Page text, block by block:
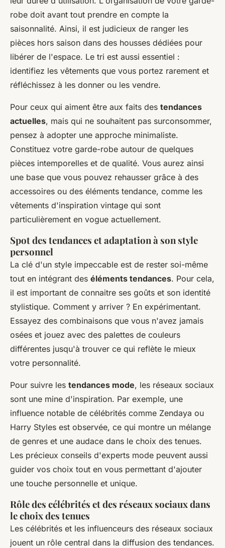
robe doit avant tout prendre en compte la
saisonnalité. Ainsi, il est judicieux de ranger les
pièces hors saison dans des housses dédiées pour
libérer de l'espace. Le tri est aussi essentiel :
identifiez les vêtements que vous portez rarement et
réfléchissez à les donner ou les vendre.
Pour ceux qui aiment être aux faits des tendances
actuelles, mais qui ne souhaitent pas surconsommer,
pensez à adopter une approche minimaliste.
Constituez votre garde-robe autour de quelques
pièces intemporelles et de qualité. Vous aurez ainsi
une base que vous pouvez rehausser grâce à des
accessoires ou des éléments tendance, comme les
vêtements d'inspiration vintage qui sont
particulièrement en vogue actuellement.
Spot des tendances et adaptation à son style
personnel
La clé d'un style impeccable est de rester soi-même
tout en intégrant des éléments tendances. Pour cela,
il est important de connaitre ses goûts et son identité
stylistique. Comment y arriver ? En expérimentant.
Essayez des combinaisons que vous n'avez jamais
osées et jouez avec des palettes de couleurs
différentes jusqu'à trouver ce qui reflète le mieux
votre personnalité.
Pour suivre les tendances mode, les réseaux sociaux
sont une mine d'inspiration. Par exemple, une
influence notable de célébrités comme Zendaya ou
Harry Styles est observée, ce qui montre un mélange
de genres et une audace dans le choix des tenues.
Les précieux conseils d'experts mode peuvent aussi
guider vos choix tout en vous permettant d'ajouter
une touche personnelle et unique.
Rôle des célébrités et des réseaux sociaux dans
le choix des tenues
Les célébrités et les influenceurs des réseaux sociaux
jouent un rôle central dans la diffusion des tendances.